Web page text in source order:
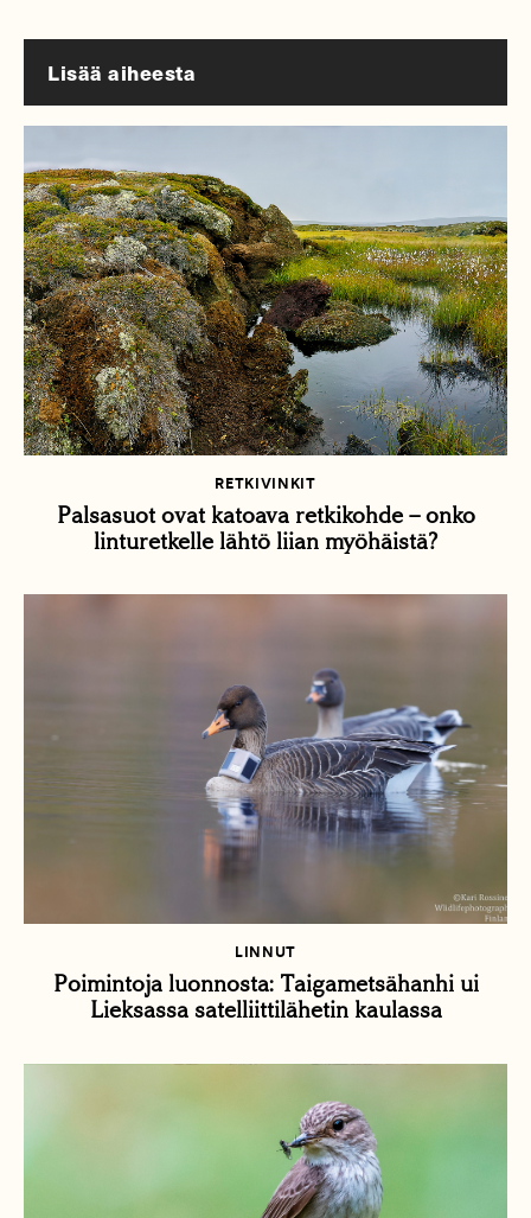
Lisää aiheesta
RETKIVINKIT
Palsasuot ovat katoava retkikohde – onko
linturetkelle lähtö liian myöhäistä?
LINNUT
Poimintoja luonnosta: Taigametsähanhi ui
Lieksassa satelliittilähetin kaulassa